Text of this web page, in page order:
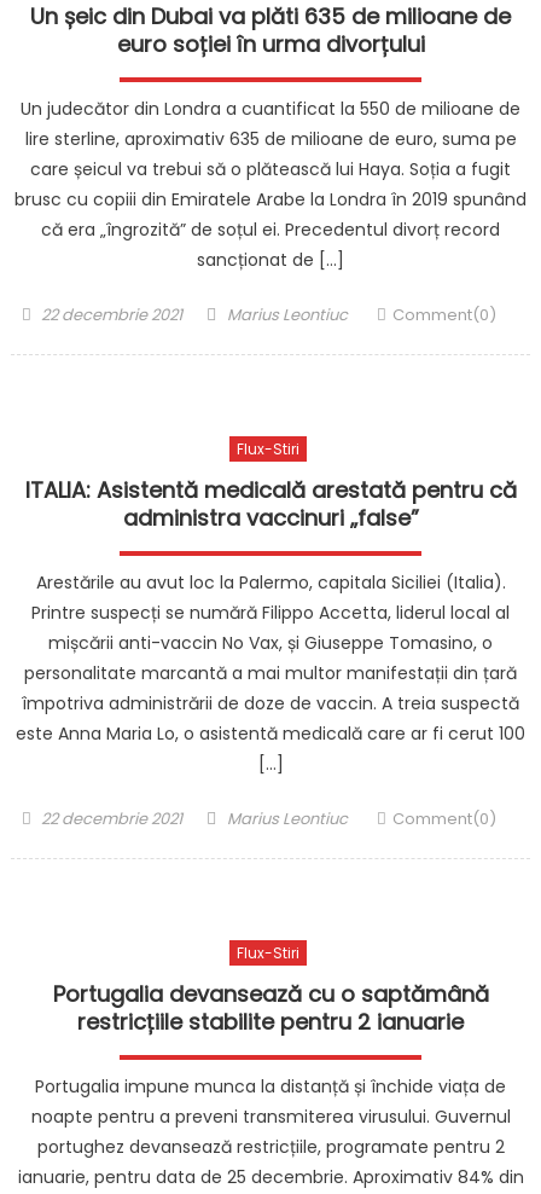
Un șeic din Dubai va plăti 635 de milioane de
euro soției în urma divorțului
Un judecător din Londra a cuantificat la 550 de milioane de
lire sterline, aproximativ 635 de milioane de euro, suma pe
care șeicul va trebui să o plătească lui Haya. Soția a fugit
brusc cu copiii din Emiratele Arabe la Londra în 2019 spunând
că era „îngrozită” de soțul ei. Precedentul divorț record
sancționat de […]
Posted
22 decembrie 2021 Author
Marius Leontiuc Comment(0)
Flux-Stiri
ITALIA: Asistentă medicală arestată pentru că
administra vaccinuri „false”
Arestările au avut loc la Palermo, capitala Siciliei (Italia).
Printre suspecți se numără Filippo Accetta, liderul local al
mișcării anti-vaccin No Vax, și Giuseppe Tomasino, o
personalitate marcantă a mai multor manifestații din țară
împotriva administrării de doze de vaccin. A treia suspectă
este Anna Maria Lo, o asistentă medicală care ar fi cerut 100
[…]
Posted
22 decembrie 2021 Author
Marius Leontiuc Comment(0)
Flux-Stiri
Portugalia devansează cu o saptămână
restricțiile stabilite pentru 2 ianuarie
Portugalia impune munca la distanță și închide viața de
noapte pentru a preveni transmiterea virusului. Guvernul
portughez devansează restricțiile, programate pentru 2
ianuarie, pentru data de 25 decembrie. Aproximativ 84% din